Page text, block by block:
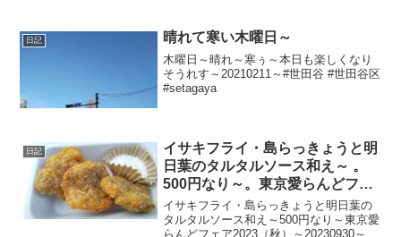
日記 晴れて寒い木曜日～
木曜日～晴れ～寒ぅ～本日も楽しくなり
そうれす～20210211～#世田谷 #世田谷区
#setagaya
日記
イサキフライ・島らっきょうと明
日葉のタルタルソース和え～ 。
500円なり～。東京愛らんどフェ
ア2023（秋）～
イサキフライ・島らっきょうと明日葉の
タルタルソース和え～500円なり～東京愛
らんどフェア2023（秋）～20230930～#